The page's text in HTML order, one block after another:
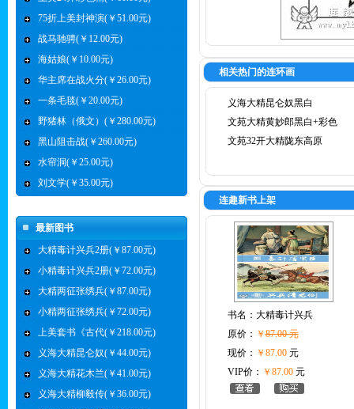
75折上美封神演(￥51.00元)
战马驰骋(￥12.00元)
海姑娘(￥10.00元)
华主席在战火分(￥26.00元)
一条毛毯(￥20.00元)
野猪林（俄文）(￥280.00元)
黑山阻击战(￥260.00元)
水帘洞(￥25.00元)
刘文学(￥35.00元)
最新图书
大精毒计兴兵2册(￥87.00元)
小精毒计兴兵2册(￥72.00元)
大精两征张绣兵(￥87.00元)
小精两征张绣兵(￥72.00元)
上美套书《古代(￥218.00元)
义海大精昆仑奴(￥44.00元)
义海大精花木兰(￥41.00元)
义海大精柳毅传(￥36.00元)
相关热门的连环画
义海大精昆仑奴黑白
文苑大精黄妙郎黑白+彩色
文苑32开大精陇东高原
连趣新书上架
书名： 大精毒计兴兵
原价： ￥87.00 元
现价： ￥87.00元
VIP价： ￥87.00元